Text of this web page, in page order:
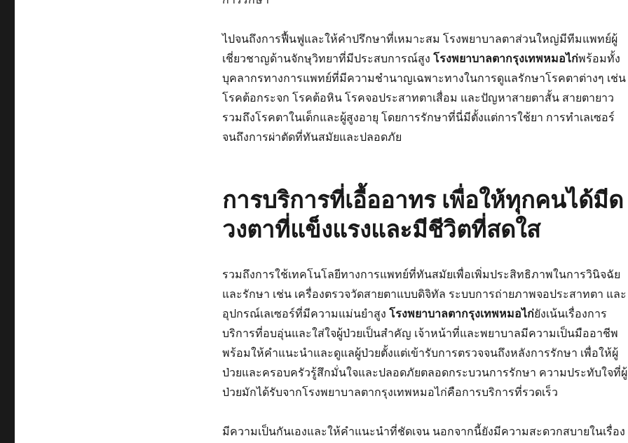
ไปจนถึงการฟื้นฟูและให้คำปรึกษาที่เหมาะสม โรงพยาบาลตาส่วนใหญ่มีทีมแพทย์ผู้
เชี่ยวชาญด้านจักษุวิทยาที่มีประสบการณ์สูง โรงพยาบาลตากรุงเทพหมอไก่พร้อมทั้ง
บุคลากรทางการแพทย์ที่มีความชำนาญเฉพาะทางในการดูแลรักษาโรคตาต่างๆ เช่น
โรคต้อกระจก โรคต้อหิน โรคจอประสาทตาเสื่อม และปัญหาสายตาสั้น สายตายาว
รวมถึงโรคตาในเด็กและผู้สูงอายุ โดยการรักษาที่นี่มีตั้งแต่การใช้ยา การทำเลเซอร์
จนถึงการผ่าตัดที่ทันสมัยและปลอดภัย
การบริการที่เอื้ออาทร เพื่อให้ทุกคนได้มีด
วงตาที่แข็งแรงและมีชีวิตที่สดใส
รวมถึงการใช้เทคโนโลยีทางการแพทย์ที่ทันสมัยเพื่อเพิ่มประสิทธิภาพในการวินิจฉัย
และรักษา เช่น เครื่องตรวจวัดสายตาแบบดิจิทัล ระบบการถ่ายภาพจอประสาทตา และ
อุปกรณ์เลเซอร์ที่มีความแม่นยำสูง โรงพยาบาลตากรุงเทพหมอไก่ยังเน้นเรื่องการ
บริการที่อบอุ่นและใส่ใจผู้ป่วยเป็นสำคัญ เจ้าหน้าที่และพยาบาลมีความเป็นมืออาชีพ
พร้อมให้คำแนะนำและดูแลผู้ป่วยตั้งแต่เข้ารับการตรวจจนถึงหลังการรักษา เพื่อให้ผู้
ป่วยและครอบครัวรู้สึกมั่นใจและปลอดภัยตลอดกระบวนการรักษา ความประทับใจที่ผู้
ป่วยมักได้รับจากโรงพยาบาลตากรุงเทพหมอไก่คือการบริการที่รวดเร็ว
มีความเป็นกันเองและให้คำแนะนำที่ชัดเจน นอกจากนี้ยังมีความสะดวกสบายในเรื่อง